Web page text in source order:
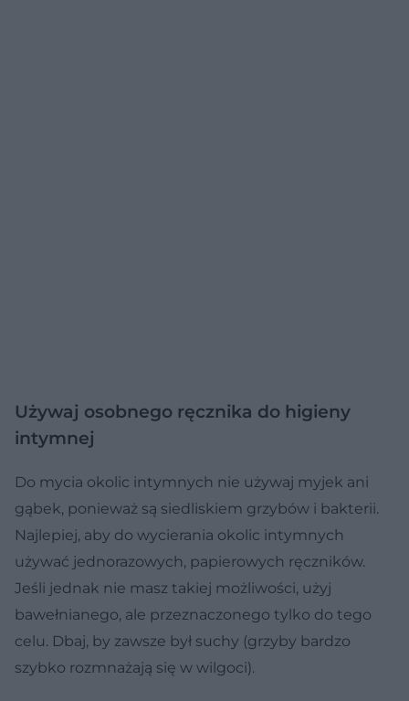
Używaj osobnego ręcznika do higieny
intymnej
Do mycia okolic intymnych nie używaj myjek ani
gąbek, ponieważ są siedliskiem grzybów i bakterii.
Najlepiej, aby do wycierania okolic intymnych
używać jednorazowych, papierowych ręczników.
Jeśli jednak nie masz takiej możliwości, użyj
bawełnianego, ale przeznaczonego tylko do tego
celu. Dbaj, by zawsze był suchy (grzyby bardzo
szybko rozmnażają się w wilgoci).